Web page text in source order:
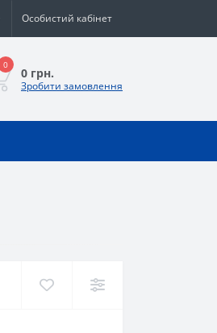
Особистий кабінет
0
0 грн.
Зробити замовлення